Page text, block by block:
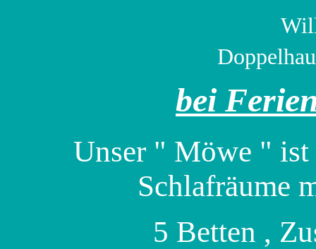
bei
Unser " Möwe " ist
5 Betten ,